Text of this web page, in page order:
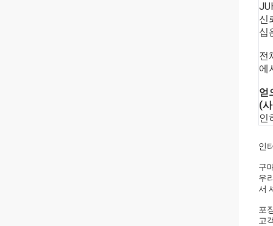
신
십
전
에
얻
(
인
인
구
우
서
포
고